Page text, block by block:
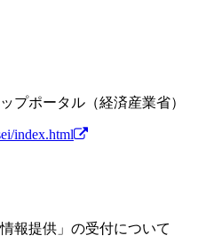
プポータル（経済産業省）
index.html
報提供」の受付について